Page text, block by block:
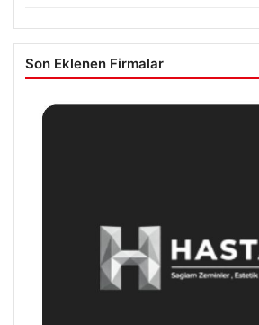
Son Eklenen Firmalar